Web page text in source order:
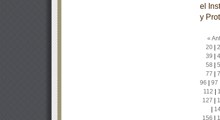
el
y
«
20|
39
58
77
96
97
112
127
156